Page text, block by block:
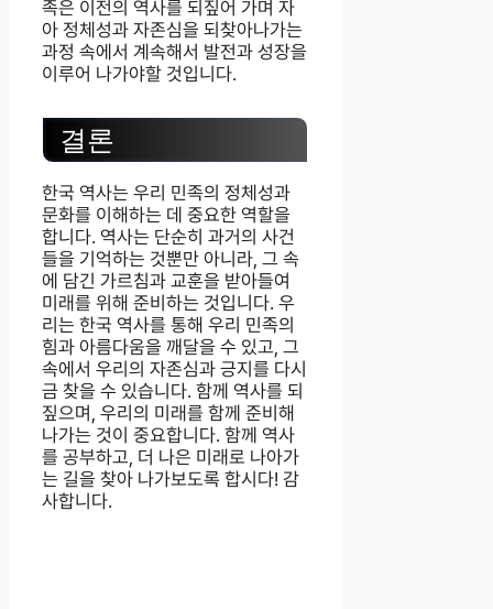
족은 이전의 역사를 되짚어 가며 자
아 정체성과 자존심을 되찾아나가는
과정 속에서 계속해서 발전과 성장을
이루어 나가야할 것입니다.
결론
한국 역사는 우리 민족의 정체성과
문화를 이해하는 데 중요한 역할을
합니다. 역사는 단순히 과거의 사건
들을 기억하는 것뿐만 아니라, 그 속
에 담긴 가르침과 교훈을 받아들여
미래를 위해 준비하는 것입니다. 우
리는 한국 역사를 통해 우리 민족의
힘과 아름다움을 깨달을 수 있고, 그
속에서 우리의 자존심과 긍지를 다시
금 찾을 수 있습니다. 함께 역사를 되
짚으며, 우리의 미래를 함께 준비해
나가는 것이 중요합니다. 함께 역사
를 공부하고, 더 나은 미래로 나아가
는 길을 찾아 나가보도록 합시다! 감
사합니다.